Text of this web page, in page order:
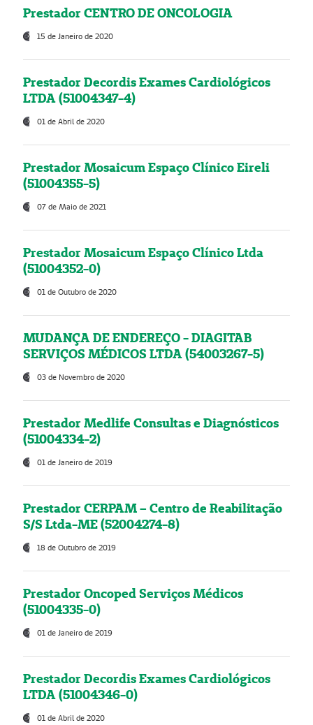
Prestador CENTRO DE ONCOLOGIA
15 de Janeiro de 2020
Prestador Decordis Exames Cardiológicos
LTDA (51004347-4)
01 de Abril de 2020
Prestador Mosaicum Espaço Clínico Eireli
(51004355-5)
07 de Maio de 2021
Prestador Mosaicum Espaço Clínico Ltda
(51004352-0)
01 de Outubro de 2020
MUDANÇA DE ENDEREÇO - DIAGITAB
SERVIÇOS MÉDICOS LTDA (54003267-5)
03 de Novembro de 2020
Prestador Medlife Consultas e Diagnósticos
(51004334-2)
01 de Janeiro de 2019
Prestador CERPAM – Centro de Reabilitação
S/S Ltda-ME (52004274-8)
18 de Outubro de 2019
Prestador Oncoped Serviços Médicos
(51004335-0)
01 de Janeiro de 2019
Prestador Decordis Exames Cardiológicos
LTDA (51004346-0)
01 de Abril de 2020